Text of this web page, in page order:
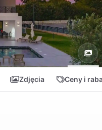
Zdjęcia Ceny i